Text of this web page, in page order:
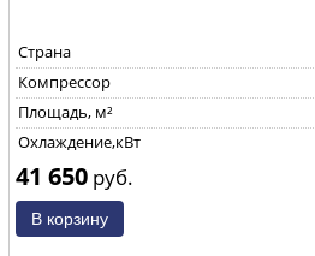
Страна
Компрессор
Площадь, м²
Охлаждение,кВт
41 650 руб.